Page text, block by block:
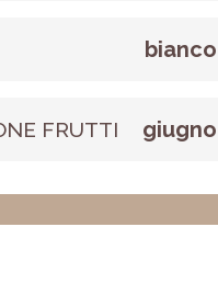
bianco
FRUTTI giugno